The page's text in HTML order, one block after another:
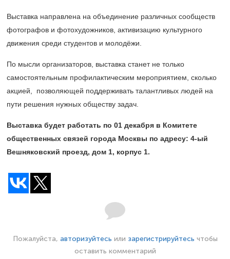
Выставка направлена на объединение различных сообществ
фотографов и фотохудожников, активизацию культурного
движения среди студентов и молодёжи.
По мысли организаторов, выставка станет не только
самостоятельным профилактическим мероприятием, сколько
акцией, позволяющей поддерживать талантливых людей на
пути решения нужных обществу задач.
Выставка будет работать по 01 декабря в Комитете
общественных связей города Москвы по адресу: 4-ый
Вешняковский проезд, дом 1, корпус 1.
Пожалуйста, авторизуйтесь или зарегистрируйтесь чтобы
оставить комментарий